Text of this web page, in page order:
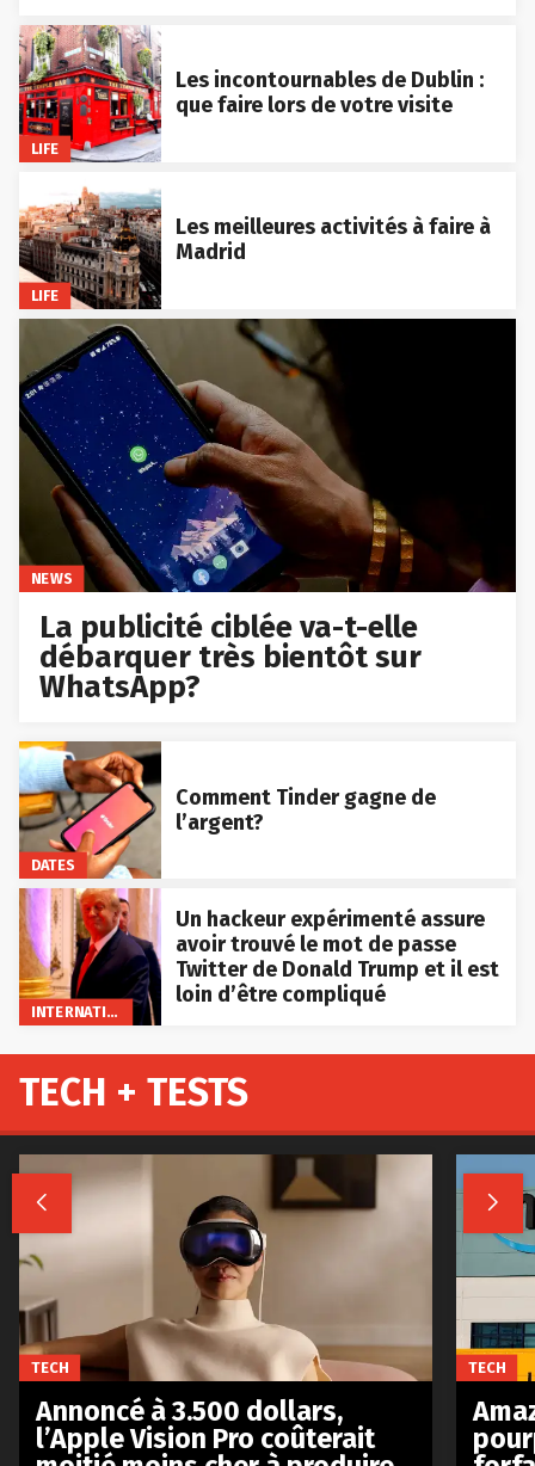
LIFE
Les incontournables de Dublin :
que faire lors de votre visite
LIFE
Les meilleures activités à faire à
Madrid
NEWS
La publicité ciblée va-t-elle
débarquer très bientôt sur
WhatsApp?
DATES
Comment Tinder gagne de
l’argent?
INTERNATIONAL
Un hackeur expérimenté assure
avoir trouvé le mot de passe
Twitter de Donald Trump et il est
loin d’être compliqué
TECH + TESTS
 
TECH
Annoncé à 3.500 dollars,
l’Apple Vision Pro coûterait
TECH